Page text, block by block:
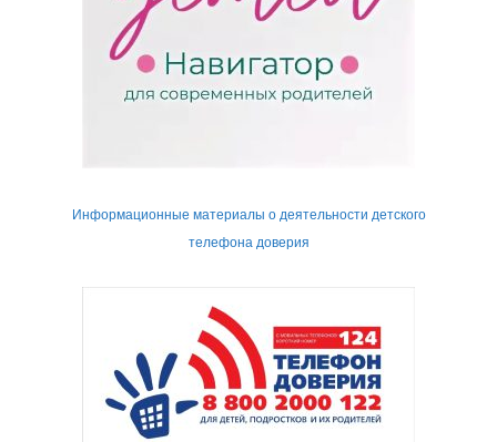
Информационные материалы о деятельности детского
телефона доверия